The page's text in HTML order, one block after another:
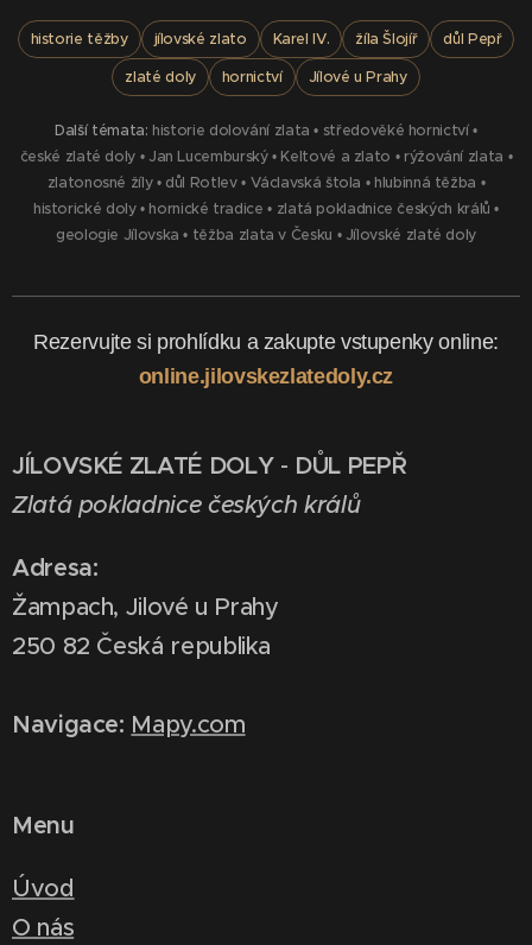
historie těžby jílovské zlato Karel IV. žíla Šlojíř důl Pepř
zlaté doly hornictví Jílové u Prahy
Další témata: historie dolování zlata • středověké hornictví•
české zlaté doly • Jan Lucemburský• Keltové a zlato • rýžování zlata •
zlatonosné žíly• důl Rotlev• Václavská štola • hlubinná těžba •
historické doly• hornické tradice • zlatá pokladnice českých králů •
geologie Jílovska • těžba zlata v Česku • Jílovské zlaté doly
Rezervujte si prohlídku a zakupte vstupenky online:
online.jilovskezlatedoly.cz
JÍLOVSKÉ ZLATÉ DOLY- DŮL PEPŘ
Zlatá pokladnice českých králů
Adresa:
Žampach, Jilové u Prahy
250 82 Česká republika
Navigace: Mapy.com
Menu
Úvod
O nás